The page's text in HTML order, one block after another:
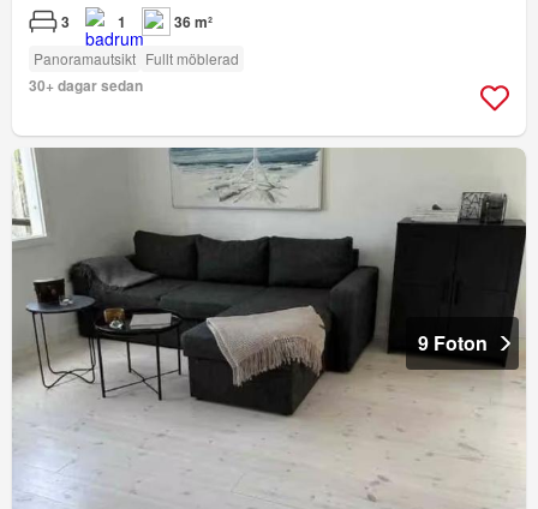
3 1 36 m²
Panoramautsikt Fullt möblerad
30+ dagar sedan
9 Foton